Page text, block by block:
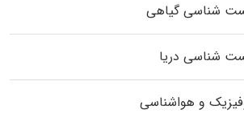
شناسی گیاهی
شناسی دریا
و هواشناسی